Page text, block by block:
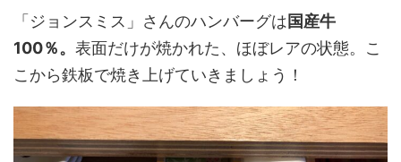
「ジョンスミス」さんのハンバーグは国産牛
100％。 表面だけが焼かれた、ほぼレアの状態。こ
こから鉄板で焼き上げていきましょう！